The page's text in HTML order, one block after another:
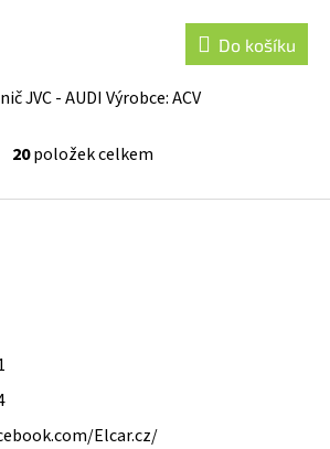
Do košíku
JVC - AUDI Výrobce: ACV
O
l
v
20položek celkem
Elcar.cz/